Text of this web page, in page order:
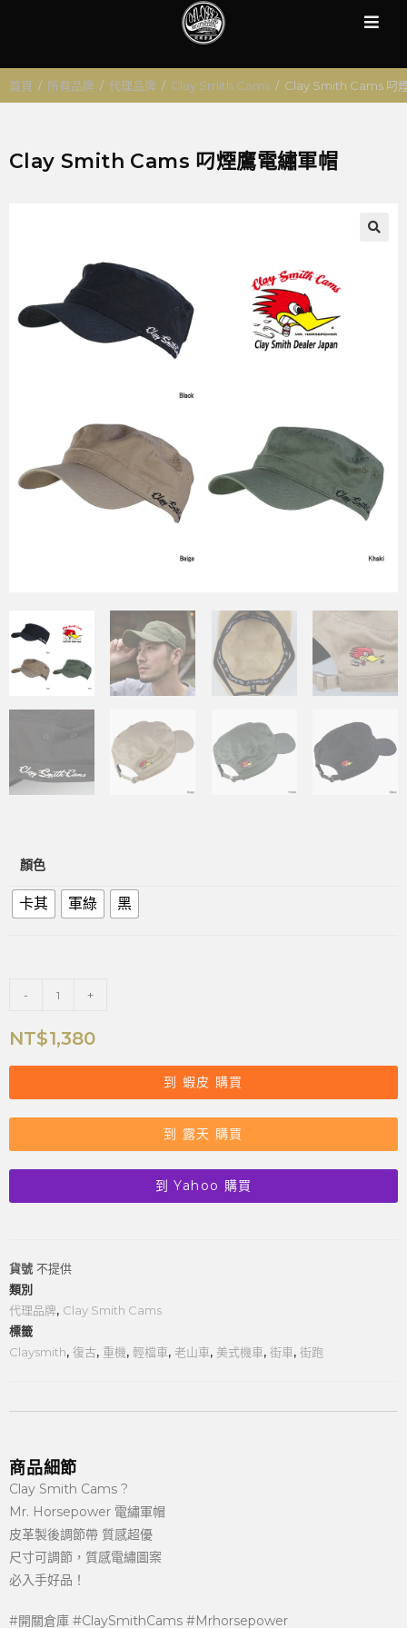
首頁 / 所有品牌 / 代理品牌 / Clay Smith Cams / Clay Smith Cams 叼
Clay Smith Cams 叼煙鷹電繡軍帽
顏色
卡其 軍綠 黑
- +
NT$1,380
到 蝦皮 購買
到 露天 購買
到 Yahoo 購買
貨號 不提供
類別
代理品牌, Clay Smith Cams
標籤
Claysmith, 復古, 重機, 輕檔車, 老山車, 美式機車, 街車, 街跑
商品細節
Clay Smith Cams ?
Mr. Horsepower 電繡軍帽
皮革製後調節帶 質感超優
尺寸可調節，質感電繡圖案
必入手好品！
#開關倉庫 #ClaySmithCams #Mrhorsepower